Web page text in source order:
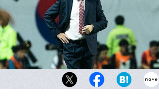
どうしてもフース・ヒディンクと比べられてしまうシュテ